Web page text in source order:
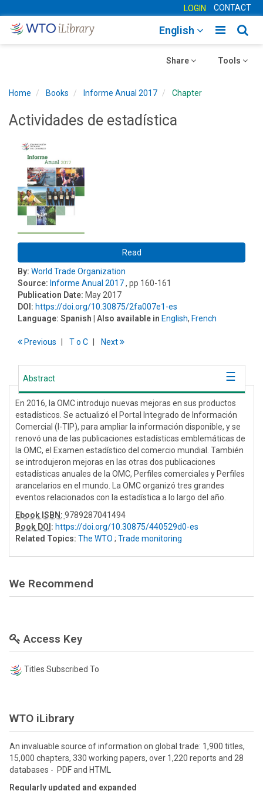
LOGIN CONTACT
Toggle
English
Toggle
Tools
Toggle
Share
Home Books Informe Anual 2017 Chapter
Actividades de estadística
Read
By: World Trade Organization
Source: Informe Anual 2017, pp 160-161
Publication Date: May 2017
DOI: https://doi.org/10.30875/2fa007e1-es
Language: Spanish | Also available in English, French
Previous To C Next
Abstract
En 2016, la OMC introdujo nuevas mejoras en sus productos
estadísticos. Se actualizó el Portal Integrado de Información
Comercial (I-TIP), para ampliar la información disponible, y se
renovó una de las publicaciones estadísticas emblemáticas de
la OMC, el Examen estadístico del comercio mundial. También
se introdujeron mejoras en las otras dos publicaciones
estadísticas anuales de la OMC, Perfiles comerciales y Perfiles
arancelarios en el mundo. La OMC organizó tres grandes
eventos relacionados con la estadística a lo largo del año.
Ebook ISBN: 9789287041494
Book DOI : https://doi.org/10.30875/440529d0-es
Related Topics: The WTO ; Trade monitoring
We Recommend
Access Key
Titles Subscribed To
WTO iLibrary
An invaluable source of information on global trade: 1,900 titles,
15,000 chapters, 330 working papers, over 1,220 reports and 28
databases - PDF and HTML
Regularly updated and expanded